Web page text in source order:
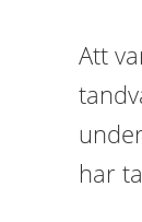
Att
har